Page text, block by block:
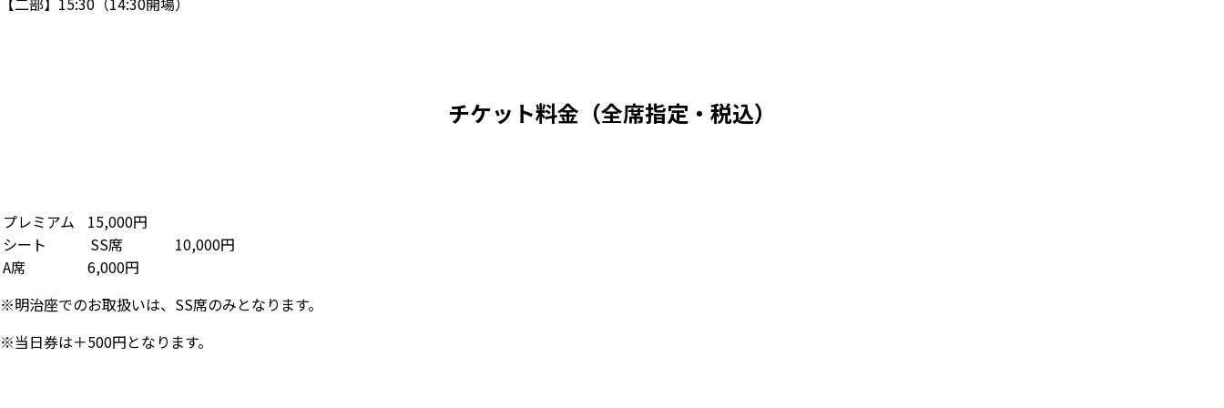
チケット料金（全席指定・税込）
プレミアム
シート
15,000円
SS席
10,000円
A席
6,000円
※明治座でのお取扱いは、SS席のみとなります。
※当日券は＋500円となります。